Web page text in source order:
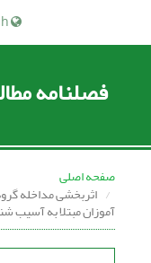
فصلنامه
صفحه اصلی
اثربخشی مداخله
آموزان مبتلا به آسیب